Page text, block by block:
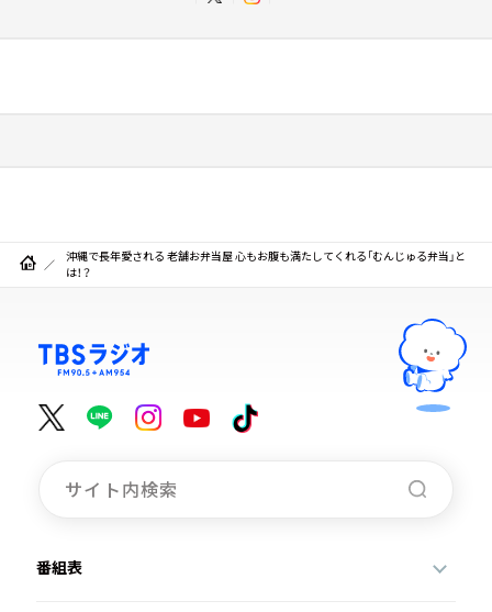
沖縄で長年愛される 老舗お弁当屋 心もお腹も満たしてくれる「むんじゅる弁当」と
は！？
番組表